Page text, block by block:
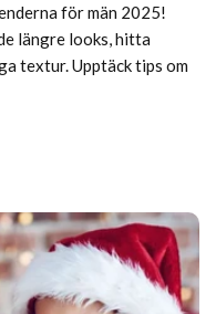
för män 2025!
längre looks, hitta
textur. Upptäck tips om